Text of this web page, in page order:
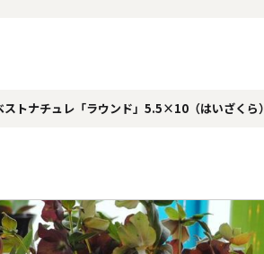
ALL
ストナチュレ「ラウンド」5.5×10（はいざくら）